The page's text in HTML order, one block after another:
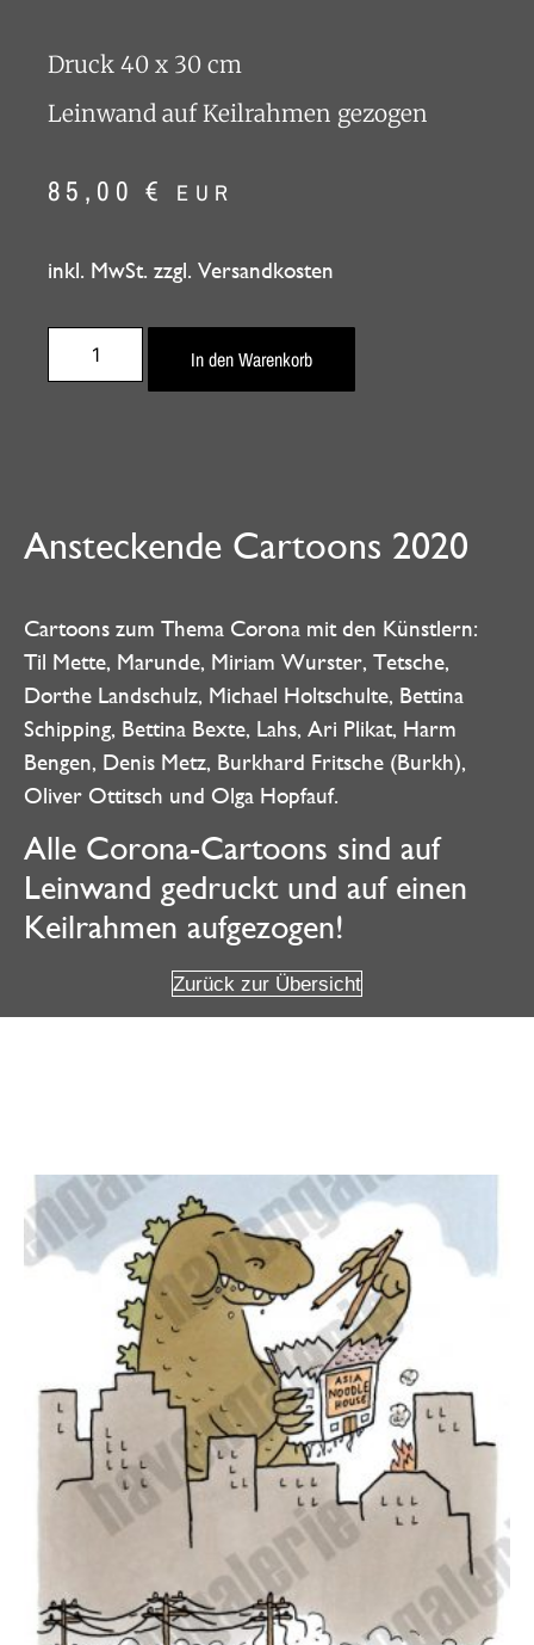
Druck 40 x 30 cm
Leinwand auf Keilrahmen gezogen
85,00€ EUR
inkl. MwSt. zzgl. Versandkosten
In den Warenkorb
Ansteckende Cartoons 2020
Cartoons zum Thema Corona mit den Künstlern:
Til Mette, Marunde, Miriam Wurster, Tetsche,
Dorthe Landschulz, Michael Holtschulte, Bettina
Schipping, Bettina Bexte, Lahs, Ari Plikat, Harm
Bengen, Denis Metz, Burkhard Fritsche (Burkh),
Oliver Ottitsch und Olga Hopfauf.
Alle Corona-Cartoons sind auf
Leinwand gedruckt und auf einen
Keilrahmen aufgezogen!
Zurück zur Übersicht